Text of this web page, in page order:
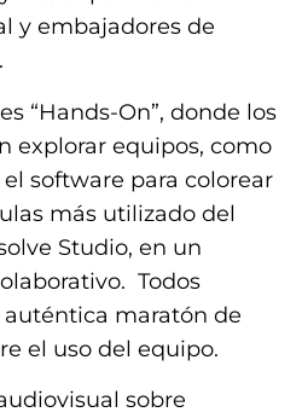
y embajadores de
“Hands-On”, donde los
explorar equipos, como
el software para colorear
más utilizado del
Studio, en un
Todos
maratón de
el uso del equipo.
sobre